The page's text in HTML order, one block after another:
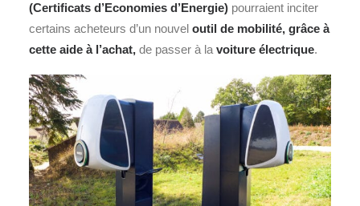
(Certificats d’Economies d’Energie) pourraient inciter
certains acheteurs d’un nouvel outil de mobilité, grâce à
cette aide à l’achat, de passer à la voiture électrique.